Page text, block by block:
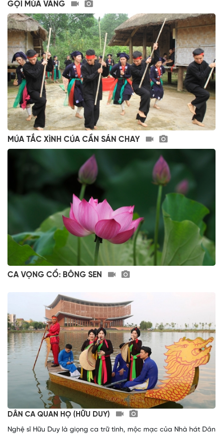
GỌI MÙA VÀNG
MÚA TẮC XÌNH CÚA CẦN SÁN CHAY
CA VỌNG CỔ: BÔNG SEN
DÂN CA QUAN HỌ (HỮU DUY)
Nghệ sĩ Hữu Duy là giọng ca trữ tình, mộc mạc của Nhà hát Dân